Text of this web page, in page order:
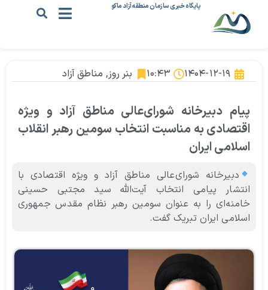
پایگاه خبری سازمان منطقه آزاد ماکو
۱۴۰۴-۱۲-۱۹ ۱۰:۴۳ بنر روز, مناطق آزاد
پیام دبیرخانه شورای‌عالی مناطق آزاد و ویژه
اقتصادی به مناسبت انتخاب سومین رهبر انقلاب
اسلامی ایران
دبیرخانه شورای‌عالی مناطق آزاد و ویژه اقتصادی با
انتشار پیامی انتخاب آیت‌الله سید مجتبی حسینی
خامنه‌ای را به عنوان سومین رهبر نظام مقدس جمهوری
اسلامی ایران تبریک گفت.